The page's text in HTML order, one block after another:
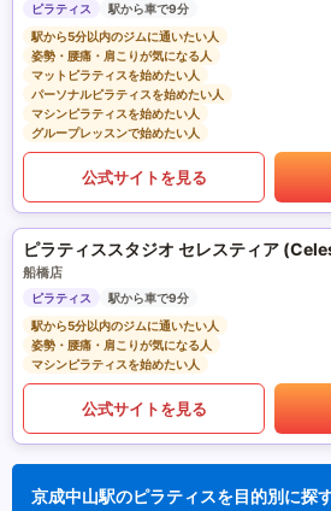
ピラティス
駅から車で9分
駅から5分以内のジムに通いたい人
姿勢・腰痛・肩こりが気になる人
マットピラティスを始めたい人
パーソナルピラティスを始めたい人
マシンピラティスを始めたい人
グループレッスンで始めたい人
公式サイトを見る
ピラティススタジオ セレスティア
船橋店
ピラティス
駅から車で9分
駅から5分以内のジムに通いたい人
姿勢・腰痛・肩こりが気になる人
マシンピラティスを始めたい人
公式サイトを見る
京成中山駅のピラティスを目的別に探